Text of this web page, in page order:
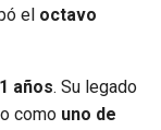
el octavo
años. Su legado
como uno de